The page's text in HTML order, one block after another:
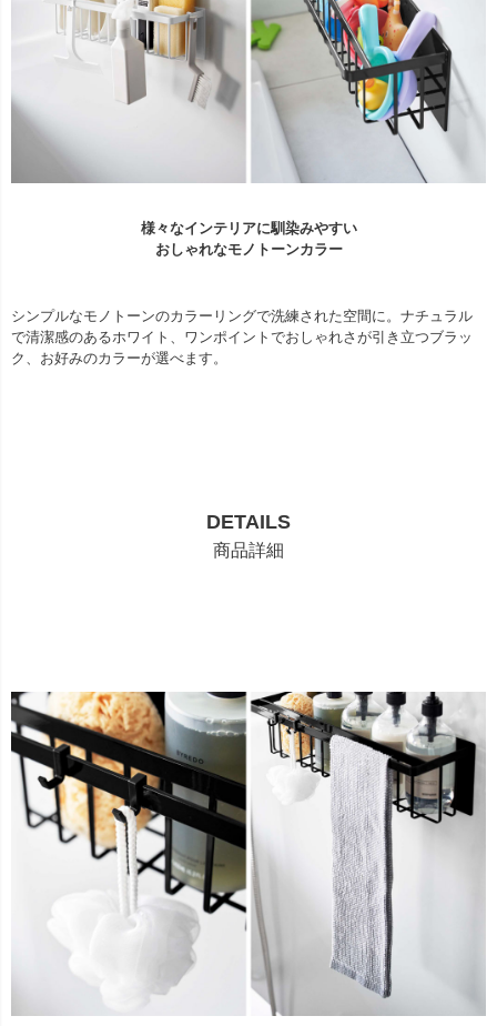
様々なインテリアに馴染みやすい
おしゃれなモノトーンカラー
シンプルなモノトーンのカラーリングで洗練された空間に。ナチュラル
で清潔感のあるホワイト、ワンポイントでおしゃれさが引き立つブラッ
ク、お好みのカラーが選べます。
DETAILS
商品詳細